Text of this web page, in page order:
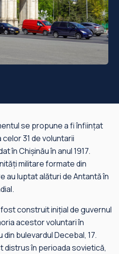
se propune a fi înființat
31 de voluntarii
în Chișinău în anul 1917.
militare formate din
au luptat alături de Antantă în
construit inițial de guvernul
acestor voluntari în
din bulevardul Decebal, 17.
distrus în perioada sovietică,